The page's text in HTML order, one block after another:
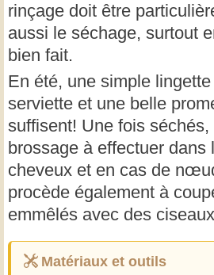
rinçage doit être
aussi le séchage, surtout
bien fait.
En été, une simple
serviette et une belle
suffisent! Une fois
brossage à effectuer dans
cheveux et en cas de
procède également à
emmêlés avec des
Matériaux et outils